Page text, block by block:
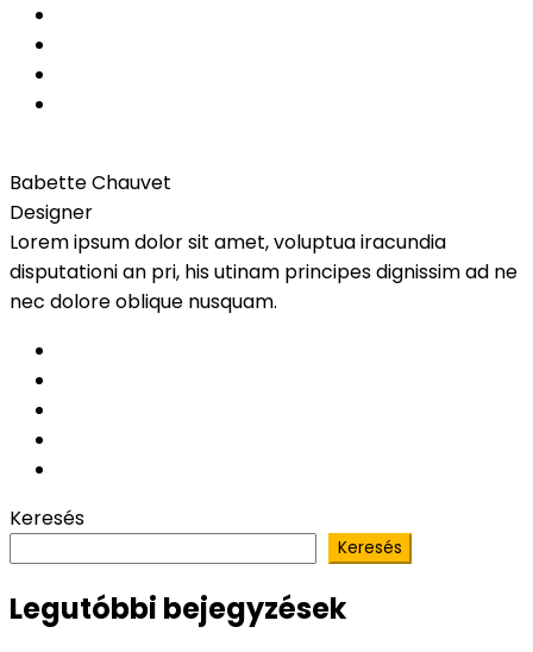
Babette Chauvet
Designer
Lorem ipsum dolor sit amet, voluptua iracundia
disputationi an pri, his utinam principes dignissim ad ne
nec dolore oblique nusquam.
Keresés
Keresés
Legutóbbi bejegyzések